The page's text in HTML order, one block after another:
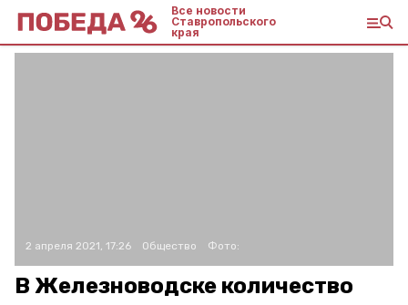
Все новости
Ставропольского
края
2 апреля 2021, 17:26 Общество Фото:
В Железноводске количество